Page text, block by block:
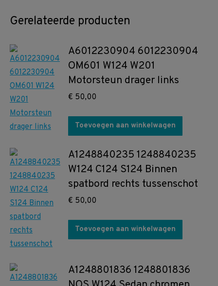
Gerelateerde producten
A6012230904 6012230904
OM601 W124 W201
Motorsteun drager links
€ 50,00
Toevoegen aan winkelwagen
A1248840235 1248840235
W124 C124 S124 Binnen
spatbord rechts tussenschot
€ 50,00
Toevoegen aan winkelwagen
A1248801836 1248801836